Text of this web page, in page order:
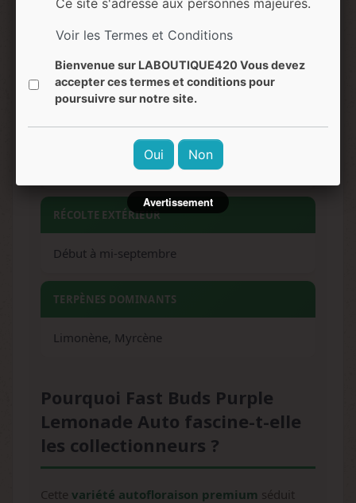
EFFETS
Euphorique, relaxant, stimulant initial,
détente corporelle progressive
NIVEAU DE DIFFICULTÉ
Facile (adaptée aux débutants)
RÉCOLTE EXTÉRIEUR
Début à mi-septembre
TERPÈNES DOMINANTS
Limonène, Myrcène
Pourquoi Fast Buds Purple
Lemonade Auto fascine-t-elle
les collectionneurs ?
Cette variété autofloraison premium séduit
Ce site s'adresse aux personnes majeures.
Voir les Termes et Conditions
Bienvenue sur LABOUTIQUE420 Vous devez
accepter ces termes et conditions pour
poursuivre sur notre site.
Oui Non
Avertissement